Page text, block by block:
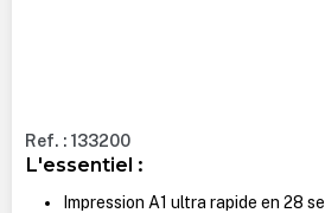
Ref. : 133200
L'essentiel :
Impression A1 ultra rapide en 28